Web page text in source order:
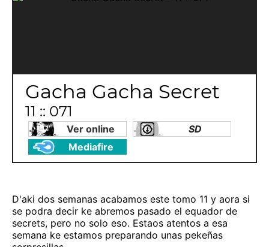
Gacha Gacha Secret
11 :: 071
Ver online
SD
Mediafire
D'aki dos semanas acabamos este tomo 11 y aora si
se podra decir ke abremos pasado el equador de
secrets, pero no solo eso. Estaos atentos a esa
semana ke estamos preparando unas pekeñas